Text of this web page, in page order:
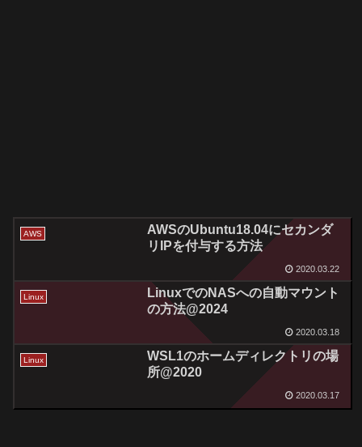
AWS
AWSのUbuntu18.04にセカンダ
リIPを付与する方法
2020.03.22
Linux
LinuxでのNASへの自動マウント
の方法@2024
2020.03.18
Linux
WSL1のホームディレクトリの場
所@2020
2020.03.17